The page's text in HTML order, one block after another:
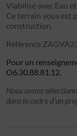
Viabilisé avec Eau
Ce terrain vous est
construction.
Référence
Pour un
O6.30.88.81.12.
Nous avons
dans le cadre d’un